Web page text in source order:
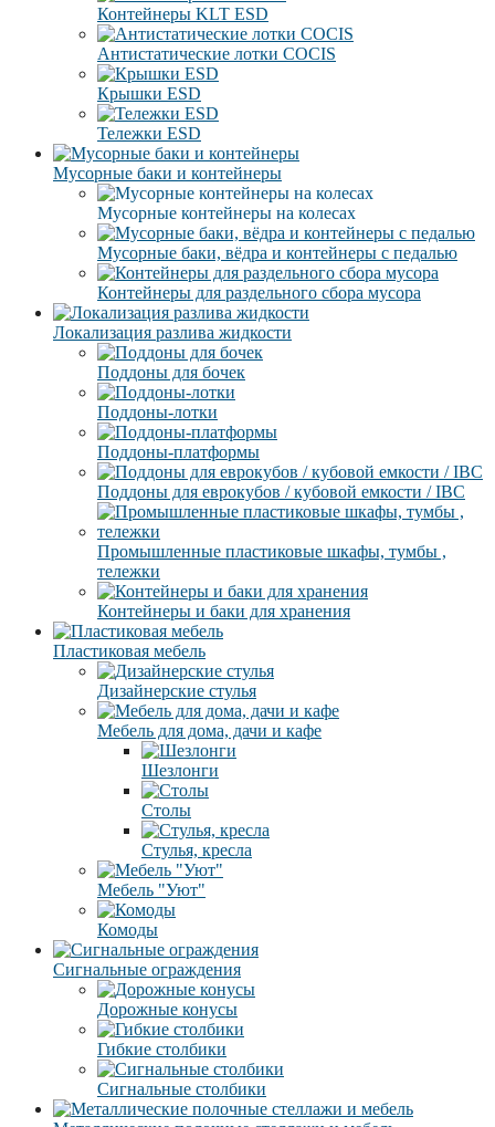
Контейнеры KLT ESD
Антистатические лотки COCIS
Крышки ESD
Тележки ESD
Мусорные баки и контейнеры
Мусорные контейнеры на колесах
Мусорные баки, вёдра и контейнеры с педалью
Контейнеры для раздельного сбора мусора
Локализация разлива жидкости
Поддоны для бочек
Поддоны-лотки
Поддоны-платформы
Поддоны для еврокубов / кубовой емкости / IBC
Промышленные пластиковые шкафы, тумбы ,
тележки
Контейнеры и баки для хранения
Пластиковая мебель
Дизайнерские стулья
Мебель для дома, дачи и кафе
Шезлонги
Столы
Стулья, кресла
Мебель "Уют"
Комоды
Сигнальные ограждения
Дорожные конусы
Гибкие столбики
Сигнальные столбики